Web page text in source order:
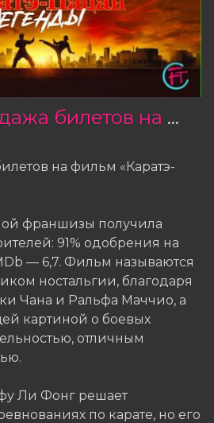
Открыта продажа билетов на фильм «Каратэ-пацан: Легенды»
на фильм «Каратэ-
франшизы получила
91% одобрения на
— 6,7. Фильм называются
ностальгии, благодаря
Чана и Ральфа Маччио, а
картиной о боевых
отличным
Ли Фонг решает
по карате, но его